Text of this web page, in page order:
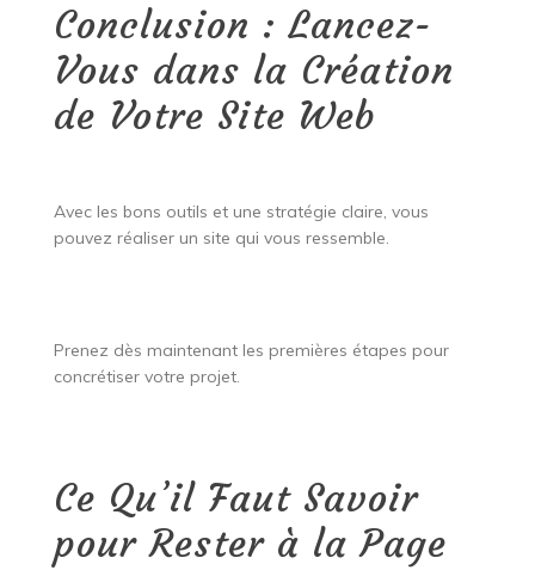
Conclusion : Lancez-
Vous dans la Création
de Votre Site Web
Avec les bons outils et une stratégie claire, vous
pouvez réaliser un site qui vous ressemble.
Prenez dès maintenant les premières étapes pour
concrétiser votre projet.
Ce Qu’il Faut Savoir
pour Rester à la Page